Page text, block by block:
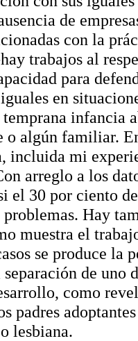
de
con la
trabajos al
para
en
infancia
o algún familiar.
incluida mi
arreglo a los
el 30 por ciento
problemas. Hay
muestra el
se produce la
de uno
como
padres
lesbiana.